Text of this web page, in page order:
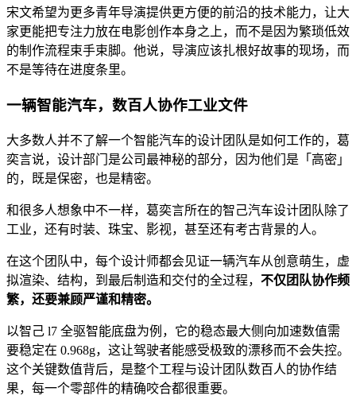
宋文希望为更多青年导演提供更方便的前沿的技术能力，让大
家更能把专注力放在电影创作本身之上，而不是因为繁琐低效
的制作流程束手束脚。他说，导演应该扎根好故事的现场，而
不是等待在进度条里。
一辆智能汽车，数百人协作工业文件
大多数人并不了解一个智能汽车的设计团队是如何工作的，葛
奕言说，设计部门是公司最神秘的部分，因为他们是「高密」
的，既是保密，也是精密。
和很多人想象中不一样，葛奕言所在的智己汽车设计团队除了
工业，还有时装、珠宝、影视，甚至还有考古背景的人。
在这个团队中，每个设计师都会见证一辆汽车从创意萌生，虚
拟渲染、结构，到最后制造和交付的全过程， 不仅团队协作频
繁，还要兼顾严谨和精密。
以智己 l7 全驱智能底盘为例，它的稳态最大侧向加速数值需
要稳定在 0.968g，这让驾驶者能感受极致的漂移而不会失控。
这个关键数值背后，是整个工程与设计团队数百人的协作结
果，每一个零部件的精确咬合都很重要。